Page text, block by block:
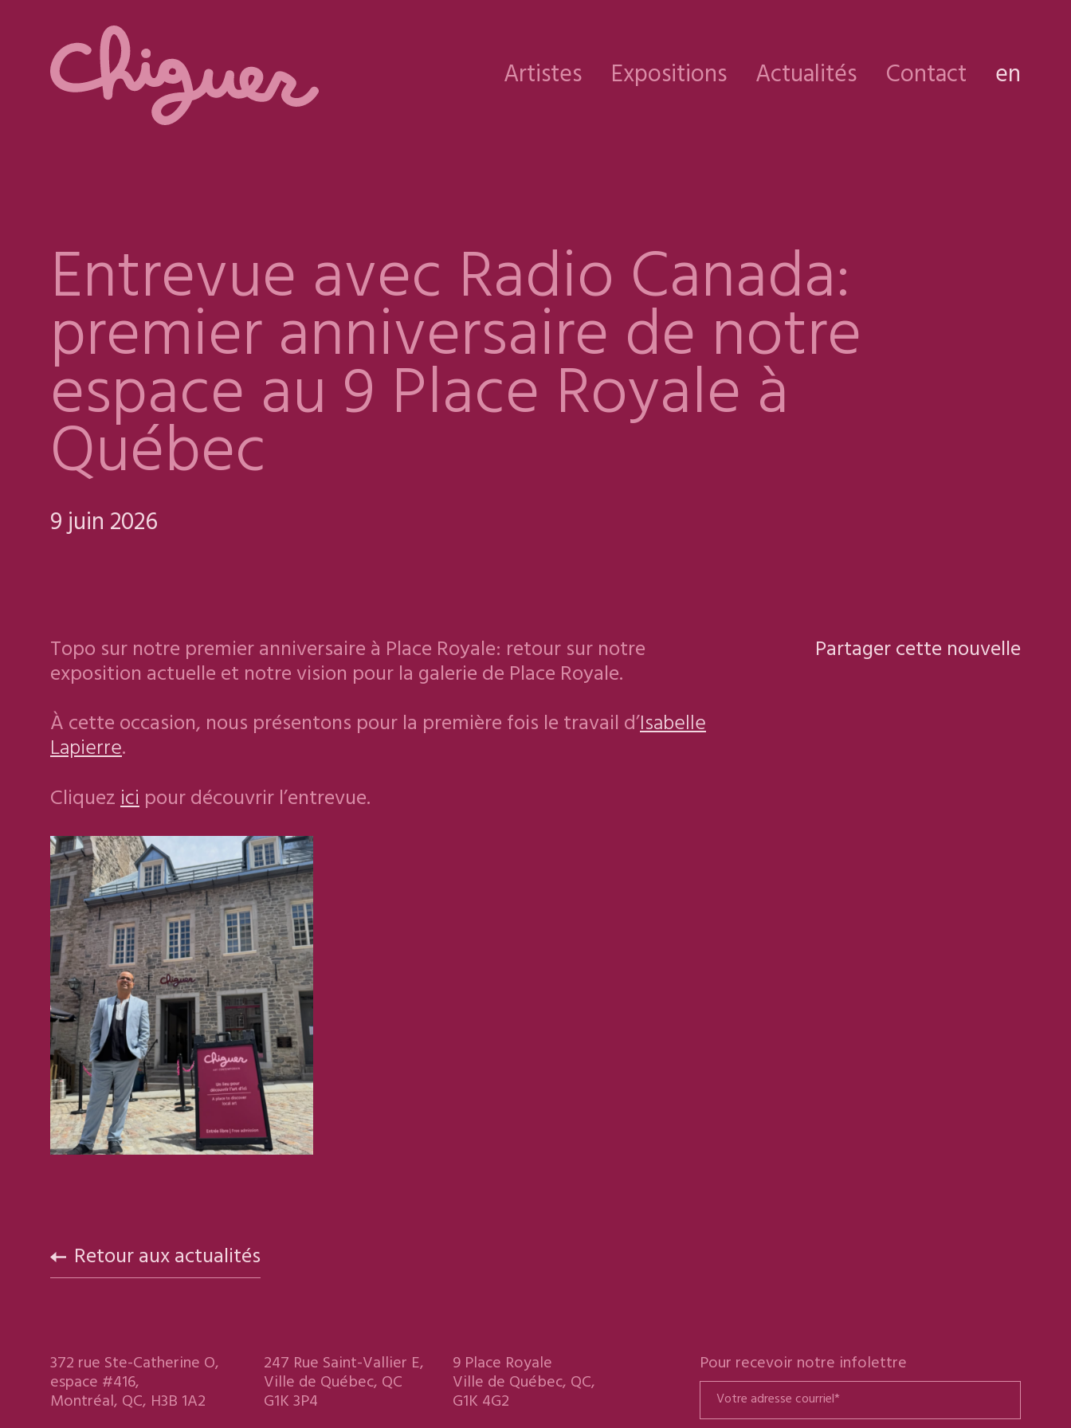
Artistes Expositions Actualités Contact en
Entrevue avec Radio Canada:
premier anniversaire de notre
espace au 9 Place Royale à
Québec
9 juin 2026
Topo sur notre premier anniversaire à Place Royale: retour sur notre
exposition actuelle et notre vision pour la galerie de Place Royale.
À cette occasion, nous présentons pour la première fois le travail d’Isabelle
Lapierre.
Cliquezicipour découvrir l’entrevue.
Partager cette nouvelle
Retour aux actualités
372 rue Ste-Catherine O,
espace #416,
Montréal, QC, H3B 1A2
247 Rue Saint-Vallier E,
Ville de Québec, QC
G1K 3P4
9 Place Royale
Ville de Québec, QC,
G1K 4G2
Pour recevoir notre infolettre